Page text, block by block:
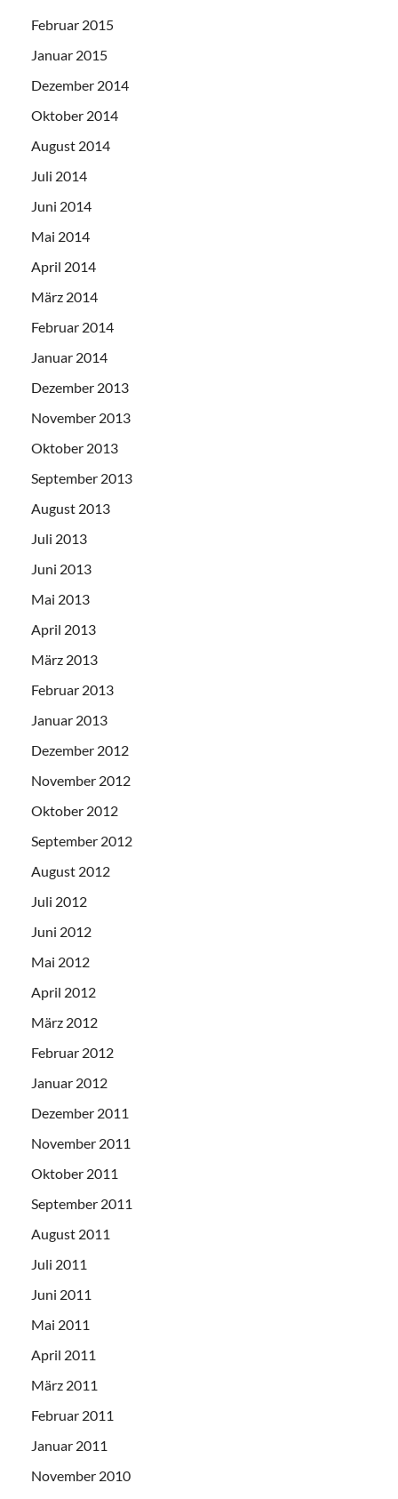
Februar 2015
Januar 2015
Dezember 2014
Oktober 2014
August 2014
Juli 2014
Juni 2014
Mai 2014
April 2014
März 2014
Februar 2014
Januar 2014
Dezember 2013
November 2013
Oktober 2013
September 2013
August 2013
Juli 2013
Juni 2013
Mai 2013
April 2013
März 2013
Februar 2013
Januar 2013
Dezember 2012
November 2012
Oktober 2012
September 2012
August 2012
Juli 2012
Juni 2012
Mai 2012
April 2012
März 2012
Februar 2012
Januar 2012
Dezember 2011
November 2011
Oktober 2011
September 2011
August 2011
Juli 2011
Juni 2011
Mai 2011
April 2011
März 2011
Februar 2011
Januar 2011
November 2010